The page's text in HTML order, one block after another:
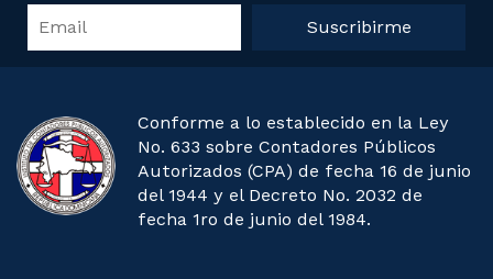
Suscribirme
Conforme a lo establecido en la Ley
No. 633 sobre Contadores Públicos
Autorizados (CPA) de fecha 16 de junio
del 1944 y el Decreto No. 2032 de
fecha 1ro de junio del 1984.